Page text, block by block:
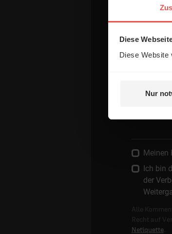
Diese
Diese Website
Nur
Meinen
Ich bin
der
Alle
Recht auf
Netiquette.